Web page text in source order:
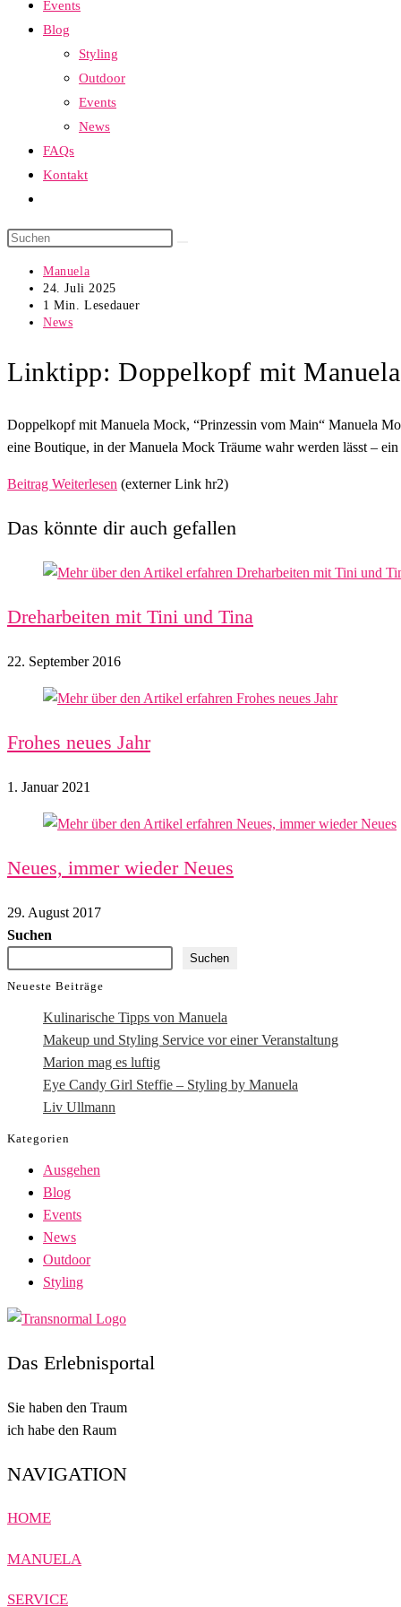
Events
Blog
Styling
Outdoor
Events
News
FAQs
Kontakt
umschalten
Diese
durchsuchen
Beitrags-
Autor:
Manuela
Beitrag
veröffentlicht:
24. Juli 2025
Lesedauer:
1 Min. Lesedauer
Beitrags-
News
Linktipp: Doppelkopf mit
Doppelkopf mit Manuela Mock, “Prinzessin vom Main“ Manuela
eine Boutique, in der Manuela Mock Träume wahr werden lässt –
Beitrag Weiterlesen (externer Link hr2)
Das könnte dir auch gefallen
Dreharbeiten mit Tini und Tina
22. September 2016
Frohes neues Jahr
1. Januar 2021
Neues, immer wieder Neues
29. August 2017
Suchen
Suchen
Neueste Beiträge
Kulinarische Tipps von Manuela
Makeup und Styling Service vor einer Veranstaltung
Marion mag es luftig
Eye Candy Girl Steffie – Styling by Manuela
Liv Ullmann
Kategorien
Ausgehen
Blog
Events
News
Outdoor
Styling
Das Erlebnisportal
Sie haben den Traum
ich habe den Raum
NAVIGATION
HOME
MANUELA
SERVICE